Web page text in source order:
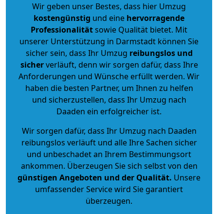
Wir geben unser Bestes, dass hier Umzug
kostengünstig und eine hervorragende
Professionalitätsowie Qualität bietet. Mit
unserer Unterstützung in Darmstadt können Sie
sicher sein, dass Ihr Umzug reibungslos und
sicherverläuft, denn wir sorgen dafür, dass Ihre
Anforderungen und Wünsche erfüllt werden. Wir
haben die besten Partner, um Ihnen zu helfen
und sicherzustellen, dass Ihr Umzug nach
Daaden ein erfolgreicher ist.
Wir sorgen dafür, dass Ihr Umzug nach Daaden
reibungslos verläuft und alle Ihre Sachen sicher
und unbeschadet an Ihrem Bestimmungsort
ankommen. Überzeugen Sie sich selbst von den
günstigen Angeboten und der Qualität. Unsere
umfassender Service wird Sie garantiert
überzeugen.